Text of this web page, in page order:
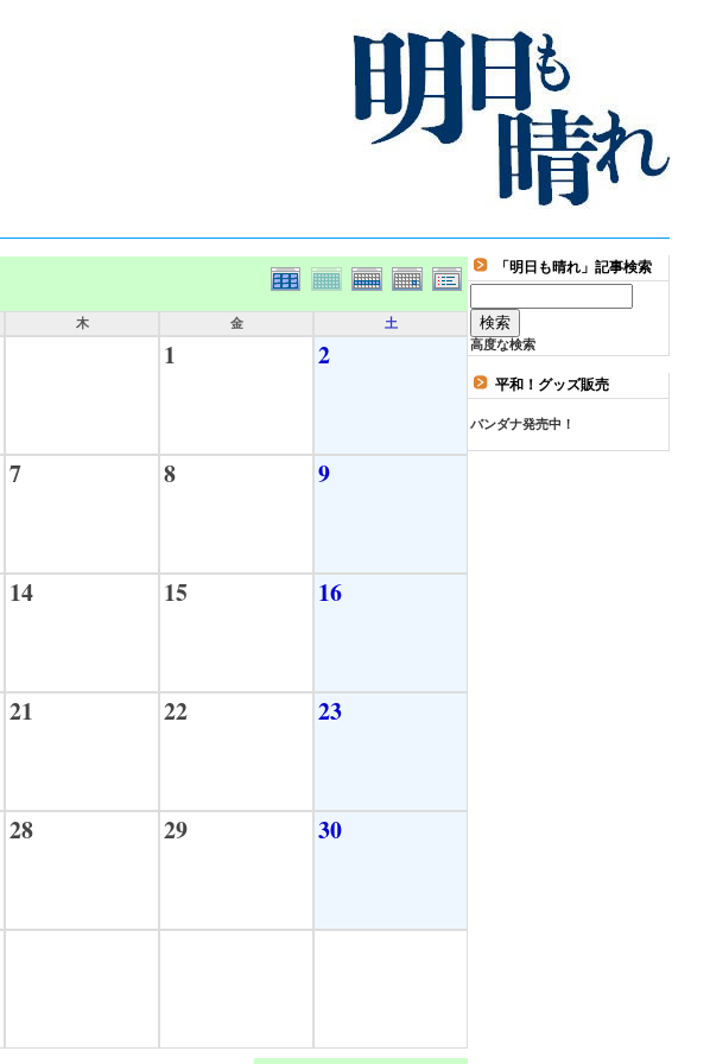
木 金 土
1 2
7 8 9
14 15 16
21 22 23
28 29 30
「明日も晴れ」記事検索
高度な検索
平和！グッズ販売
バンダナ発売中！